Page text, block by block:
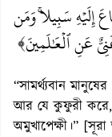
إِلَيۡهِ سَبِيلٗاۚ وَمَن
عَنِ ٱلۡعَٰلَمِينَ﴾
“সামর্থ্যবান
আর যে কুফুরী করে,
অমুখাপেক্ষী।”